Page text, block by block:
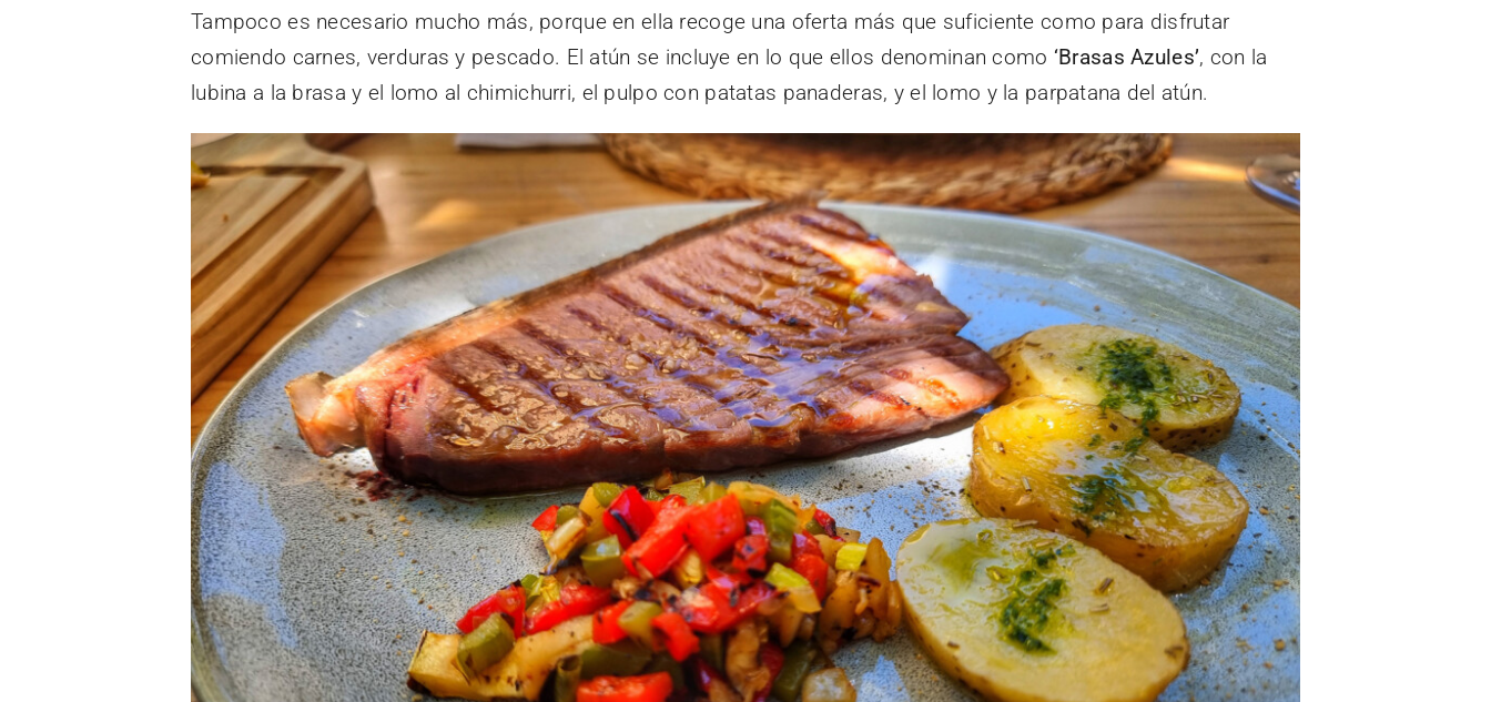
Tampoco es necesario mucho más, porque en ella recoge una oferta más que suficiente como para disfrutar
comiendo carnes, verduras y pescado. El atún se incluye en lo que ellos denominan como ‘Brasas Azules’, con la
lubina a la brasa y el lomo al chimichurri, el pulpo con patatas panaderas, y el lomo y la parpatana del atún.